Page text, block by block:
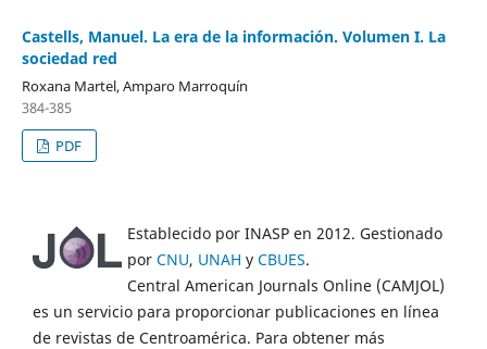
Castells, Manuel. La era de la información. Volumen I. La
sociedad red
Roxana Martel, Amparo Marroquín
384-385
PDF
Establecido por INASP en 2012. Gestionado
por CNU, UNAH y CBUES.
Central American Journals Online (CAMJOL)
es un servicio para proporcionar publicaciones en línea
de revistas de Centroamérica. Para obtener más